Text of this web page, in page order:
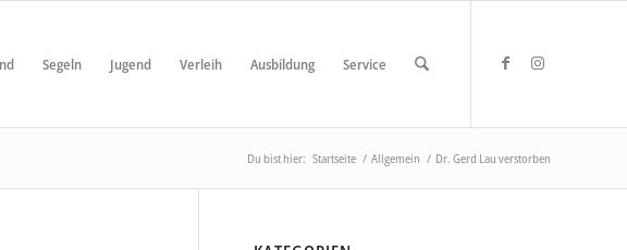
Segeln Jugend Verleih Ausbildung Service
Du bist hier: Startseite / Allgemein / Dr. Gerd Lau verstorben